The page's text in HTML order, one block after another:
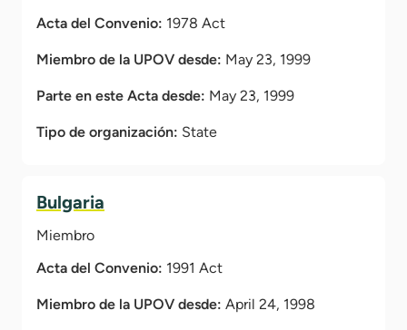
Acta del Convenio: 1978 Act
Miembro de la UPOV desde: May 23, 1999
Parte en este Acta desde: May 23, 1999
Tipo de organización: State
Bulgaria
Miembro
Acta del Convenio: 1991 Act
Miembro de la UPOV desde: April 24, 1998